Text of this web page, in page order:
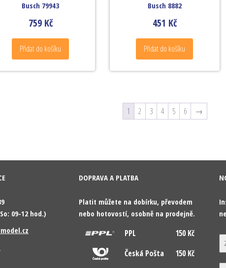
Busch 79943
759 Kč
Přidat do košíku
Busch 8882
451 Kč
Přidat do košíku
1 2 3 4 5 6 →
09-12 hod.)
DOPRAVA A PLATBA
Platit můžete na dobírku, převodem
nebo hotovostí, osobně na prodejně.
PPL
150 Kč
Česká Pošta
150 Kč